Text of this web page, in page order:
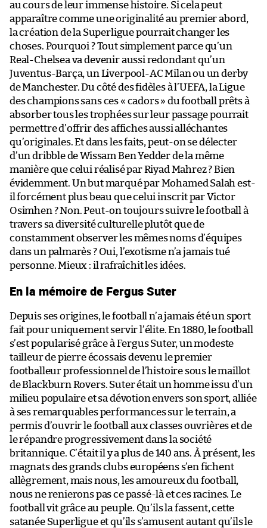
au cours de leur immense histoire. Si cela peut
apparaître comme une originalité au premier abord,
la création de la Superligue pourrait changer les
choses. Pourquoi ? Tout simplement parce qu’un
Real-Chelsea va devenir aussi redondant qu’un
Juventus-Barça, un Liverpool-AC Milan ou un derby
de Manchester. Du côté des fidèles à l’UEFA, la Ligue
des champions sans ces « cadors » du football prêts à
absorber tous les trophées sur leur passage pourrait
permettre d’offrir des affiches aussi alléchantes
qu’originales. Et dans les faits, peut-on se délecter
d’un dribble de Wissam Ben Yedder de la même
manière que celui réalisé par Riyad Mahrez ? Bien
évidemment. Un but marqué par Mohamed Salah est-
il forcément plus beau que celui inscrit par Victor
Osimhen ? Non. Peut-on toujours suivre le football à
travers sa diversité culturelle plutôt que de
constamment observer les mêmes noms d’équipes
dans un palmarès ? Oui, l’exotisme n’a jamais tué
personne. Mieux : il rafraîchit les idées.
En la mémoire de Fergus Suter
Depuis ses origines, le football n’a jamais été un sport
fait pour uniquement servir l’élite. En 1880, le football
s’est popularisé grâce à Fergus Suter, un modeste
tailleur de pierre écossais devenu le premier
footballeur professionnel de l’histoire sous le maillot
de Blackburn Rovers. Suter était un homme issu d’un
milieu populaire et sa dévotion envers son sport, alliée
à ses remarquables performances sur le terrain, a
permis d’ouvrir le football aux classes ouvrières et de
le répandre progressivement dans la société
britannique. C’était il y a plus de 140 ans. À présent, les
magnats des grands clubs européens s’en fichent
allègrement, mais nous, les amoureux du football,
nous ne renierons pas ce passé-là et ces racines. Le
football vit grâce au peuple. Qu’ils la fassent, cette
satanée Superligue et qu’ils s’amusent autant qu’ils le